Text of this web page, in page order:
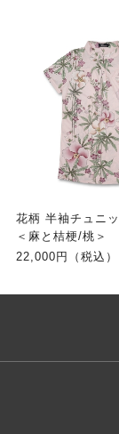
花柄 半袖チュニ
＜麻と桔梗/桃＞
22,000円（税込）